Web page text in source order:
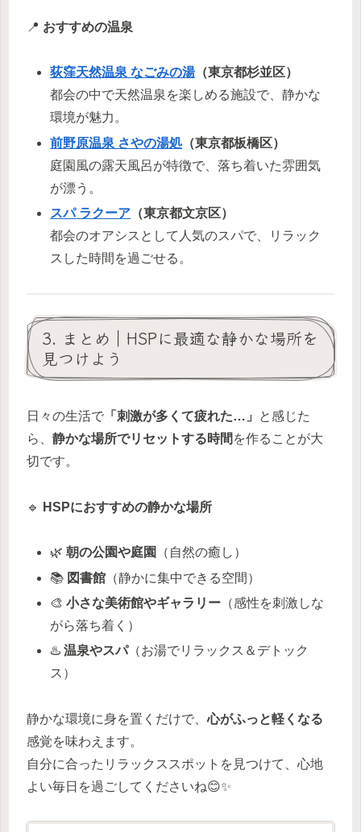
📍 おすすめの温泉
荻窪天然温泉 なごみの湯（東京都杉並区）
都会の中で天然温泉を楽しめる施設で、静かな
環境が魅力。
前野原温泉 さやの湯処 （東京都板橋区）
庭園風の露天風呂が特徴で、落ち着いた雰囲気
が漂う。
スパ ラクーア （東京都文京区）
都会のオアシスとして人気のスパで、リラック
スした時間を過ごせる。
3. まとめ｜HSPに最適な静かな場所を
見つけよう
日々の生活で 「刺激が多くて疲れた…」
と感じた
ら、 静かな場所でリセットする時間 を作ることが大
切です。
🔹 HSPにおすすめの静かな場所
🌿朝の公園や庭園
（自然の癒し）
📚 図書館 （静かに集中できる空間）
🎨小さな美術館やギャラリー （感性を刺激しな
がら落ち着く）
♨️温泉やスパ（お湯でリラックス＆デトック
ス）
静かな環境に身を置くだけで、心がふっと軽くなる
感覚を味わえます。
自分に合ったリラックススポットを見つけて、心地
よい毎日を過ごしてくださいね😊✨